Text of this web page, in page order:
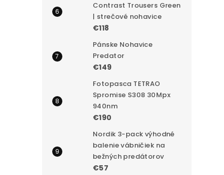
Contrast Trousers Green
| strečové nohavice
€118
Pánske Nohavice
Predator
€149
Fotopasca TETRAO
Spromise S308 30Mpx
940nm
€190
Nordik 3-pack výhodné
balenie vábničiek na
bežných predátorov
€57